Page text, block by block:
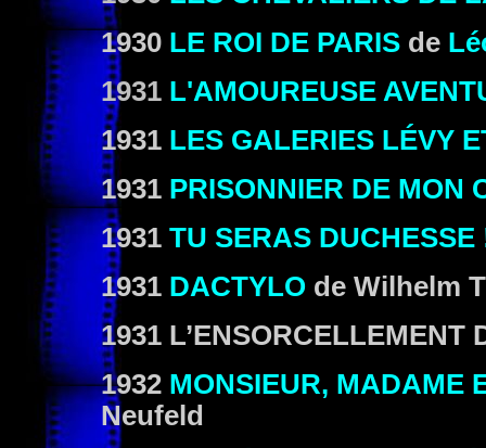
1930 LE ROI DE PARIS de
1931 L'AMOUREUSE
1931 LES GALERIES LÉVY
1931 PRISONNIER DE MON
1931 TU SERAS DUCHESSE
1931 DACTYLO de Wilhelm
1931
1932 MONSIEUR, MADAME
Neufeld